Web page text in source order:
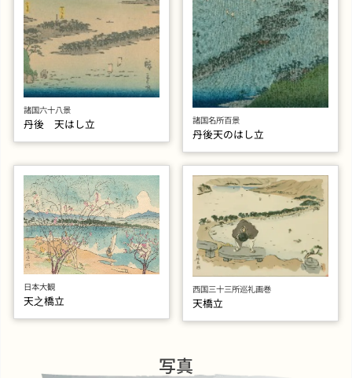
諸国六十八景
丹後 天はし立 諸国名所百景
丹後天のはし立
日本大観
天之橋立
西国三十三所巡礼画巻
天橋立
写真